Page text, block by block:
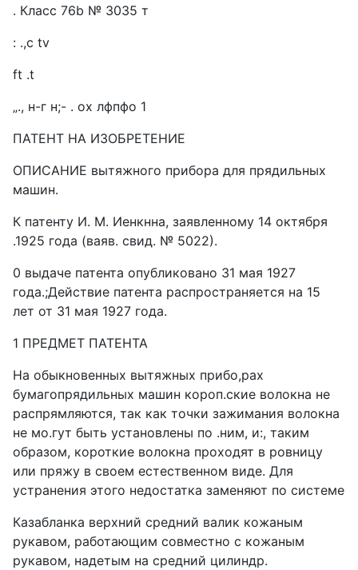
. Класс 76b № 3035 т
: .,с tv
ft .t
„., н-г н;- . ох лфпфо 1
ПАТЕНТ HA ИЗОБРЕТЕНИЕ
ОПИСАНИЕ вытяжного прибора для прядильных
машин.
К патенту И. М. Иенкнна, заявленному 14 октября
.1925 года (ваяв. свид. № 5022).
0 выдаче патента опубликовано 31 мая 1927
года.;Действие патента распространяется на 15
лет от 31 мая 1927 года.
1 ПРЕДМЕТ ПАТЕНТА
На обыкновенных вытяжных прибо,рах
бумагопрядильных машин короп.ские волокна не
распрямляются, так как точки зажимания волокна
не мо.гут быть установлены по .ним, и:, таким
образом, короткие волокна проходят в ровницу
или пряжу в своем естественном виде. Для
устранения этого недостатка заменяют по системе
Казабланка верхний средний валик кожаным
рукавом, работающим совместно с кожаным
рукавом, надетым на средний цилиндр.